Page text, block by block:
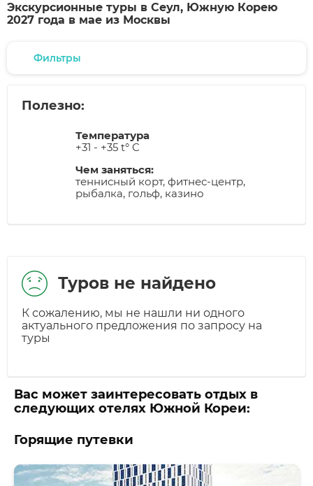
Экскурсионные туры в Сеул, Южную Корею
2027 года в мае из Москвы
Фильтры
Полезно:
Температура
+31 - +35 t° C
Чем заняться:
теннисный корт, фитнес-центр,
рыбалка, гольф, казино
Туров не найдено
К сожалению, мы не нашли ни одного
актуального предложения по запросу на
туры
Вас может заинтересовать отдых в
следующих отелях Южной Кореи:
Горящие путевки